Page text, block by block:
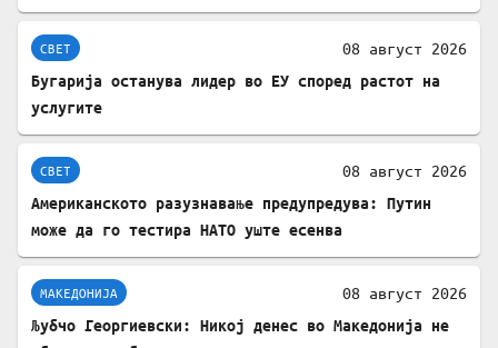
СВЕТ 08 август 2026
Бугарија останува лидер во ЕУ според растот на
услугите
СВЕТ 08 август 2026
Американското разузнавање предупредува: Путин
може да го тестира НАТО уште есенва
МАКЕДОНИЈА 08 август 2026
Љубчо Георгиевски: Никој денес во Македонија не